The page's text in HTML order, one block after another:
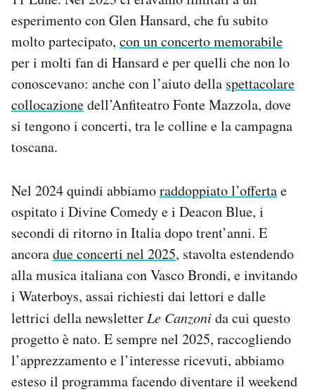
esperimento con Glen Hansard, che fu subito
molto partecipato, con un concerto memorabile
per i molti fan di Hansard e per quelli che non lo
conoscevano: anche con l’aiuto della spettacolare
collocazionedell’Anfiteatro Fonte Mazzola, dove
si tengono i concerti, tra le colline e la campagna
toscana.
Nel 2024 quindi abbiamoraddoppiato l’offertae
ospitato i Divine Comedy e i Deacon Blue, i
secondi di ritorno in Italia dopo trent’anni. E
ancoradue concerti nel 2025, stavolta estendendo
alla musica italiana con Vasco Brondi, e invitando
i Waterboys, assai richiesti dai lettori e dalle
lettrici della newsletterLe Canzonida cui questo
progetto è nato. E sempre nel 2025, raccogliendo
l’apprezzamento e l’interesse ricevuti, abbiamo
esteso il programma facendo diventare il weekend